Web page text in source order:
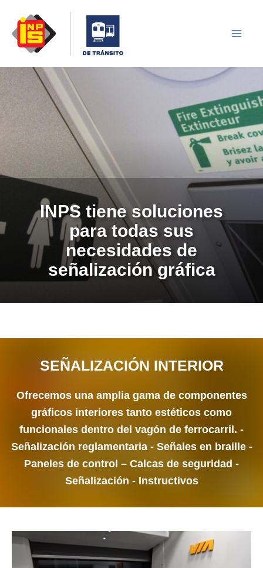
content
INPS tiene soluciones
para todas sus
necesidades de
señalización gráfica
SEÑALIZACIÓN INTERIOR
Ofrecemos una amplia gama de componentes
gráficos interiores tanto estéticos como
funcionales dentro del vagón de ferrocarril. -
Señalización reglamentaria - Señales en braille -
Paneles de control – Calcas de seguridad -
Señalización - Instructivos